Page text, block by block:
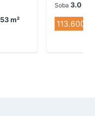
53 m²
Soba 3.0
113.600 €